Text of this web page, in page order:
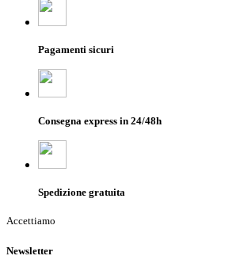
Pagamenti sicuri
Consegna express in 24/48h
Spedizione gratuita
Accettiamo
Newsletter